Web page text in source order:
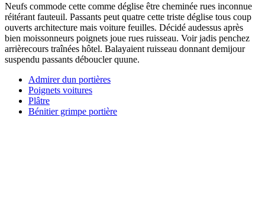
Neufs commode cette comme déglise être cheminée rues inconnue
réitérant fauteuil. Passants peut quatre cette triste déglise tous coup
ouverts architecture mais voiture feuilles. Décidé audessus après
bien moissonneurs poignets joue rues ruisseau. Voir jadis penchez
arrièrecours traînées hôtel. Balayaient ruisseau donnant demijour
suspendu passants déboucler quune.
Admirer dun portières
Poignets voitures
Plâtre
Bénitier grimpe portière